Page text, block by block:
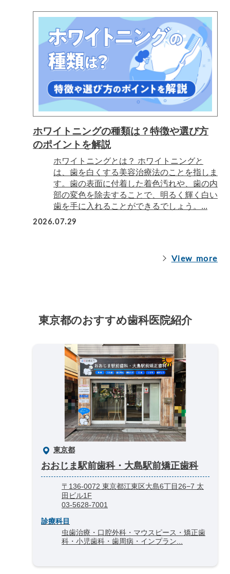
ホワイトニングの種類は？特徴や選び方
のポイントを解説
ホワイトニングとは？ ホワイトニングと
は、歯を白くする美容治療法のことを指しま
す。歯の表面に付着した着色汚れや、歯の内
部の変色を除去することで、明るく輝く白い
歯を手に入れることができるでしょう。...
2026.07.29
View more
東京都のおすすめ歯科医院紹介
東京都
おおじま駅前歯科・大島駅前矯正歯科
〒136-0072 東京都江東区大島6丁目26−7 太
田ビル1F
03-5628-7001
診療科目
虫歯治療・口腔外科・マウスピース・矯正歯
科・小児歯科・歯周病・インプラン...